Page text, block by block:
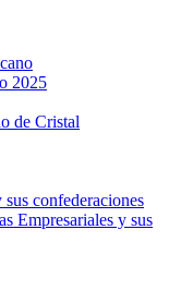
2025
de Cristal
confederaciones
Empresariales y sus